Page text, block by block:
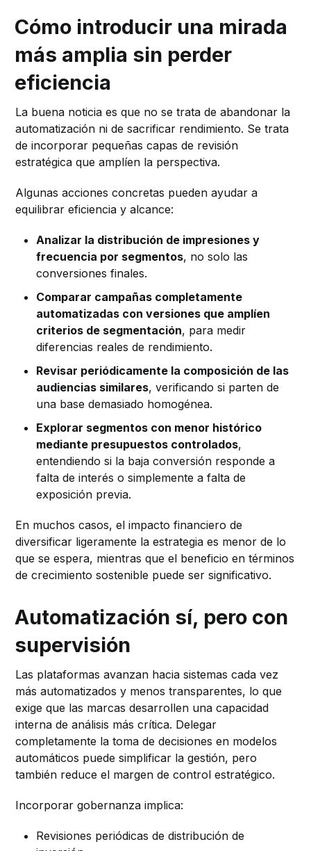
Cómo introducir una mirada
más amplia sin perder
eficiencia
La buena noticia es que no se trata de abandonar la
automatización ni de sacrificar rendimiento. Se trata
de incorporar pequeñas capas de revisión
estratégica que amplíen la perspectiva.
Algunas acciones concretas pueden ayudar a
equilibrar eficiencia y alcance:
Analizar la distribución de impresiones y
frecuencia por segmentos, no solo las
conversiones finales.
Comparar campañas completamente
automatizadas con versiones que amplíen
criterios de segmentación, para medir
diferencias reales de rendimiento.
Revisar periódicamente la composición de las
audiencias similares, verificando si parten de
una base demasiado homogénea.
Explorar segmentos con menor histórico
mediante presupuestos controlados,
entendiendo si la baja conversión responde a
falta de interés o simplemente a falta de
exposición previa.
En muchos casos, el impacto financiero de
diversificar ligeramente la estrategia es menor de lo
que se espera, mientras que el beneficio en términos
de crecimiento sostenible puede ser significativo.
Automatización sí, pero con
supervisión
Las plataformas avanzan hacia sistemas cada vez
más automatizados y menos transparentes, lo que
exige que las marcas desarrollen una capacidad
interna de análisis más crítica. Delegar
completamente la toma de decisiones en modelos
automáticos puede simplificar la gestión, pero
también reduce el margen de control estratégico.
Incorporar gobernanza implica:
Revisiones periódicas de distribución de